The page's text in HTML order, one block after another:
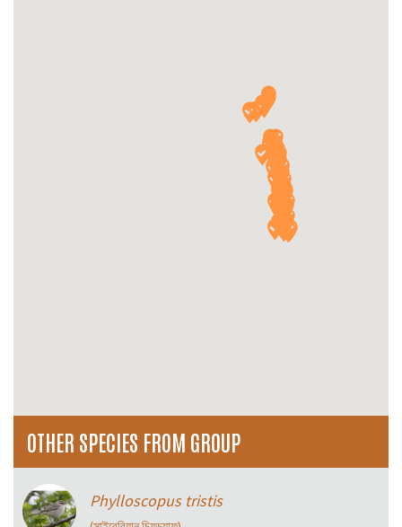
OTHER SPECIES FROM GROUP
Phylloscopus tristis